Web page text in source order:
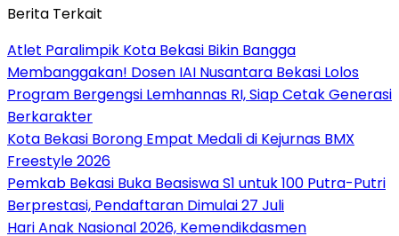
Berita Terkait
Atlet Paralimpik Kota Bekasi Bikin Bangga
Membanggakan! Dosen IAI Nusantara Bekasi Lolos
Program Bergengsi Lemhannas RI, Siap Cetak Generasi
Berkarakter
Kota Bekasi Borong Empat Medali di Kejurnas BMX
Freestyle 2026
Pemkab Bekasi Buka Beasiswa S1 untuk 100 Putra-Putri
Berprestasi, Pendaftaran Dimulai 27 Juli
Hari Anak Nasional 2026, Kemendikdasmen